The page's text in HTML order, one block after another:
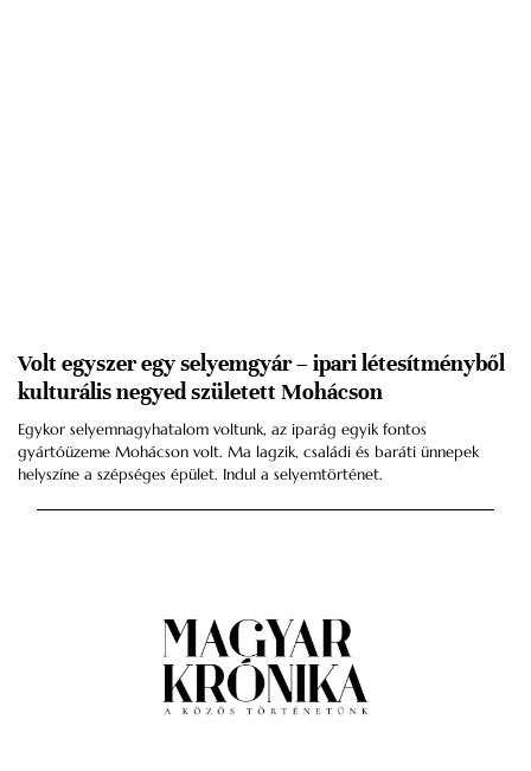
Volt egyszer egy selyemgyár – ipari létesítményből
kulturális negyed született Mohácson
Egykor selyemnagyhatalom voltunk, az iparág egyik fontos
gyártóüzeme Mohácson volt. Ma lagzik, családi és baráti ünnepek
helyszíne a szépséges épület. Indul a selyemtörténet.